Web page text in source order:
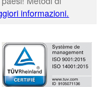
informazioni.